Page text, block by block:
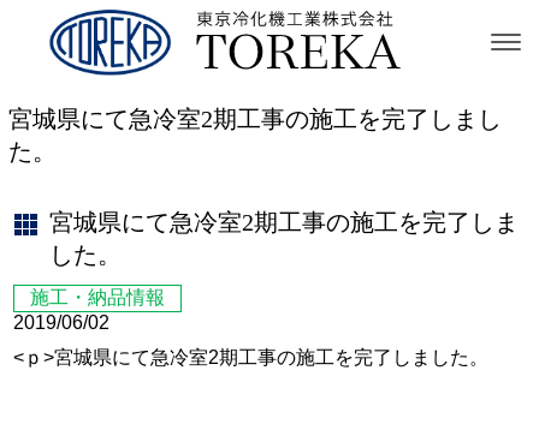
宮城県にて急冷室2期工事の施工を完了しまし
た。
宮城県にて急冷室2期工事の施工を完了しま
した。
施工・納品情報
2019/06/02
<ｐ>宮城県にて急冷室2期工事の施工を完了しました。